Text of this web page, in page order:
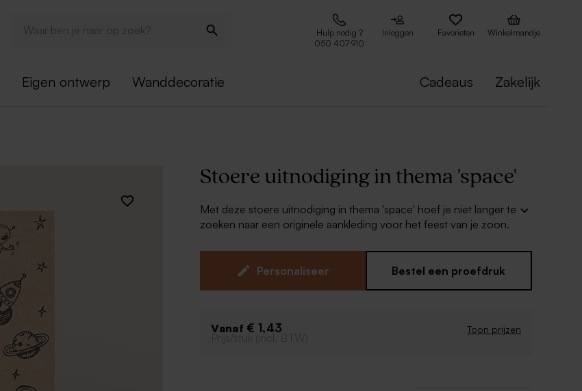
Hulp nodig ?
050 407 910
Inloggen Favorieten Winkelmandje
Eigen ontwerp Wanddecoratie Cadeaus Zakelijk
Stoere uitnodiging in thema 'space'
Met deze stoere uitnodiging in thema 'space' hoef je niet langer te
zoeken naar een originele aankleding voor het feest van je zoon.
bedankkaartjes en snoepzakjes voor een origineel feest!
Enkele kaart
Personaliseer Bestel een proefdruk
Vanaf € 1,43 Toon prijzen
Prijs/stuk (incl. BTW)